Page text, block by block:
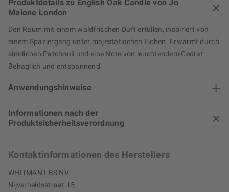
Produktdetails zu English Oak Candle von Jo
Malone London
Den Raum mit einem waldfrischen Duft erfüllen, inspiriert von
einem Spaziergang unter majestätischen Eichen. Erwärmt durch
sinnlichen Patchouli und eine Note von leuchtendem Cedrat.
Behaglich und entspannend.
Anwendungshinweise
Informationen nach der
Produktsicherheitsverordnung
Kontaktinformationen des Herstellers
WHITMAN LBS NV
Nijverheidsstraat 15